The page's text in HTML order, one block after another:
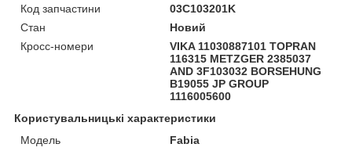
Код запчастини
03C103201K
Стан
Новий
Кросс-номери
VIKA 11030887101 TOPRAN
116315 METZGER 2385037
AND 3F103032 BORSEHUNG
B19055 JP GROUP
1116005600
Користувальницькі характеристики
Модель
Fabia